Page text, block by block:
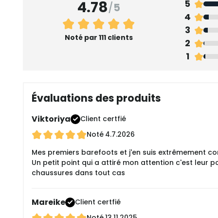
4.78/5
Noté par 111 clients
5
4
3
2
1
Évaluations des produits
Viktoriya
Client certfié
Noté 4.7.2026
Mes premiers barefoots et j'en suis extrêmement
Un petit point qui a attiré mon attention c'est leur
chaussures dans tout cas
Mareike
Client certfié